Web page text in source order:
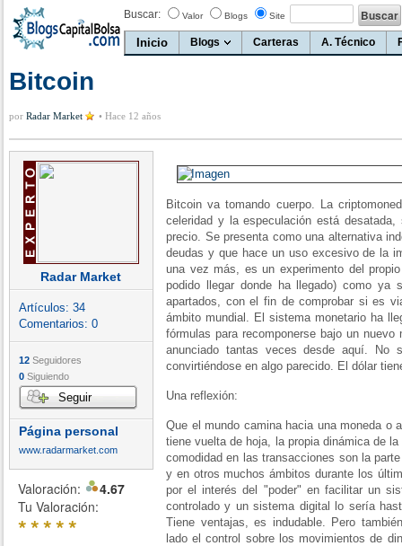
Buscar: Valor Blogs Site
Inicio Blogs Carteras A. Técnico
Bitcoin
por Radar Market • Hace 12 años
Radar Market
Artículos: 34
Comentarios: 0
12 Seguidores
0 Siguiendo
Seguir
Página personal
www.radarmarket.com
Valoración:
4.67
Tu Valoración:
*****
Bitcoin va tomando cuerpo. La
celeridad y la especulación está
precio. Se presenta como una alternativa
deudas y que hace un uso excesivo de la
una vez más, es un experimento del
podido llegar donde ha llegado) como
apartados, con el fin de comprobar si es
ámbito mundial. El sistema monetario ha
fórmulas para recomponerse bajo un
anunciado tantas veces desde aquí. No
convirtiéndose en algo parecido. El dólar
Una reflexión:
Que el mundo camina hacia una moneda o
tiene vuelta de hoja, la propia dinámica de
comodidad en las transacciones son la
y en otros muchos ámbitos durante los
por el interés del "poder" en facilitar un
controlado y un sistema digital lo sería
Tiene ventajas, es indudable. Pero
lado el control sobre los movimientos de